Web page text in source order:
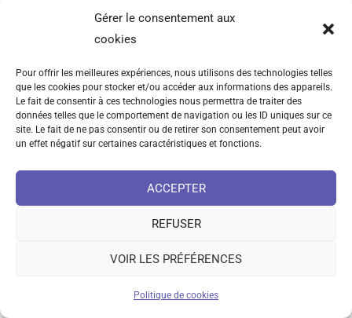
Gérer le consentement aux
cookies
Pour offrir les meilleures expériences, nous utilisons des technologies telles
que les cookies pour stocker et/ou accéder aux informations des appareils.
Le fait de consentir à ces technologies nous permettra de traiter des
données telles que le comportement de navigation ou les ID uniques sur ce
site. Le fait de ne pas consentir ou de retirer son consentement peut avoir
un effet négatif sur certaines caractéristiques et fonctions.
ACCEPTER
REFUSER
VOIR LES PRÉFÉRENCES
Politique de cookies
sens à une épreuve ou cherche à se
comprendre davantage, elle est déjà engagée
peurs, blocages, conditionnements,
traumatismes. Et, souvent sans le savoir, l’être
humain cherche instinctivement à en faire
autre chose.
psychologues modernes, de Jung à von Franz,
et des outils sur un même phénomène : la